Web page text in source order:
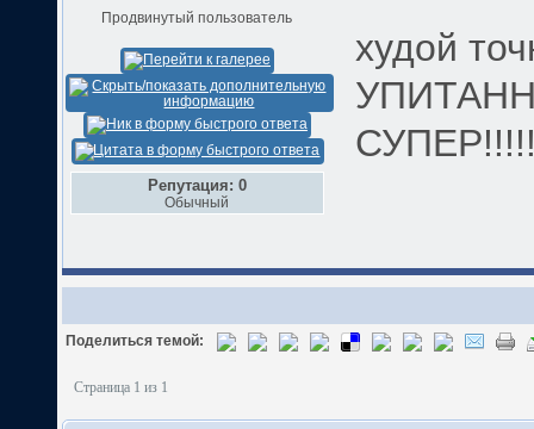
Продвинутый пользователь
Репутация: 0
Обычный
худой
Поделиться темой:
Страница 1 из 1